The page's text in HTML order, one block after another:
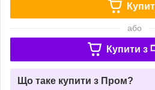
або
Купити з
Що таке купити з Пром?